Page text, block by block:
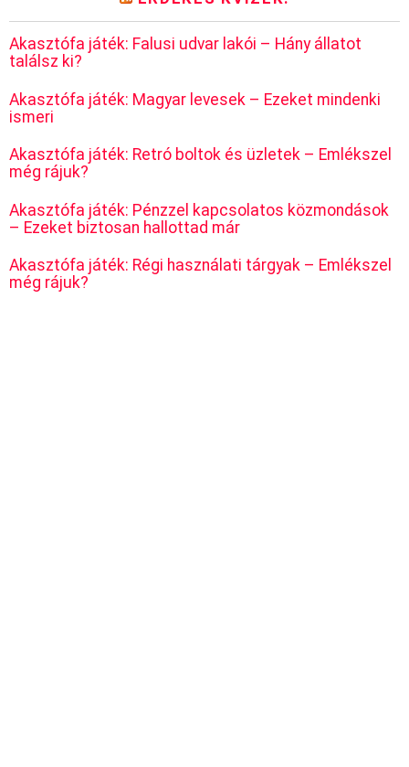
Akasztófa játék: Falusi udvar lakói – Hány állatot
találsz ki?
Akasztófa játék: Magyar levesek – Ezeket mindenki
ismeri
Akasztófa játék: Retró boltok és üzletek – Emlékszel
még rájuk?
Akasztófa játék: Pénzzel kapcsolatos közmondások
– Ezeket biztosan hallottad már
Akasztófa játék: Régi használati tárgyak – Emlékszel
még rájuk?